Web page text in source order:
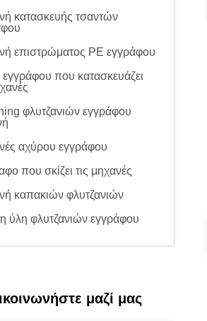
κατασκευής τσαντών
επιστρώματος PE εγγράφου
εγγράφου που κατασκευάζει
φλυτζανιών εγγράφου
αχύρου εγγράφου
που σκίζει τις μηχανές
καπακιών φλυτζανιών
ύλη φλυτζανιών εγγράφου
μαζί μας